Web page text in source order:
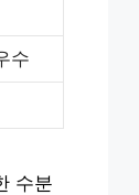
수
수분